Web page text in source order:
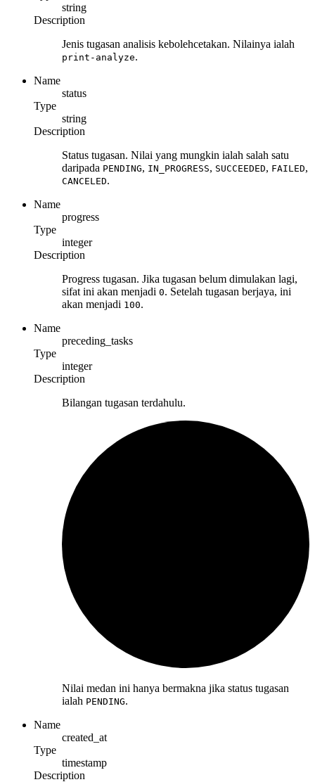
string
Description
Jenis tugasan analisis kebolehcetakan. Nilainya ialah
print-analyze.
Name
status
Type
string
Description
Status tugasan. Nilai yang mungkin ialah salah satu
daripada PENDING, IN_PROGRESS, SUCCEEDED, FAILED,
CANCELED.
Name
progress
Type
integer
Description
Progress tugasan. Jika tugasan belum dimulakan lagi,
sifat ini akan menjadi 0. Setelah tugasan berjaya, ini
akan menjadi 100.
Name
preceding_tasks
Type
integer
Description
Bilangan tugasan terdahulu.
Nilai medan ini hanya bermakna jika status tugasan
ialah PENDING.
Name
created_at
Type
timestamp
Description